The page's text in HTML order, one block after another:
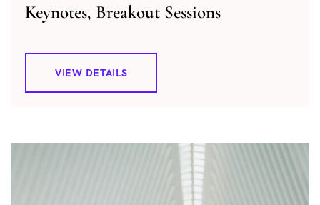
Keynotes, Breakout Sessions
VIEW DETAILS